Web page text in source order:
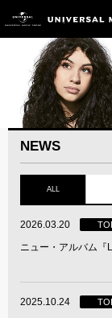
NEWS
ALL
2026.03.20
ニュー・アルバム『
2025.10.24